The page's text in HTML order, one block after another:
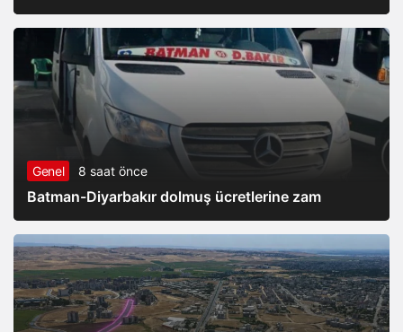
Genel 8 saat önce
Batman-Diyarbakır dolmuş ücretlerine zam